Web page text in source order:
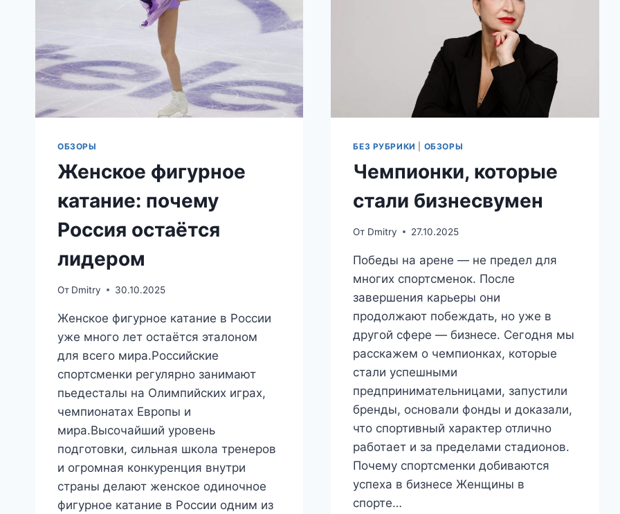
ОБЗОРЫ
Женское фигурное
катание: почему
Россия остаётся
лидером
От Dmitry 30.10.2025
Женское фигурное катание в России
уже много лет остаётся эталоном
для всего мира.Российские
спортсменки регулярно занимают
пьедесталы на Олимпийских играх,
чемпионатах Европы и
мира.Высочайший уровень
подготовки, сильная школа тренеров
и огромная конкуренция внутри
страны делают женское одиночное
фигурное катание в России одним из
БЕЗ РУБРИКИ ОБЗОРЫ
Чемпионки, которые
стали бизнесвумен
От Dmitry 27.10.2025
Победы на арене — не предел для
многих спортсменок. После
завершения карьеры они
продолжают побеждать, но уже в
другой сфере — бизнесе. Сегодня мы
расскажем о чемпионках, которые
стали успешными
предпринимательницами, запустили
бренды, основали фонды и доказали,
что спортивный характер отлично
работает и за пределами стадионов.
Почему спортсменки добиваются
успеха в бизнесе Женщины в
спорте…